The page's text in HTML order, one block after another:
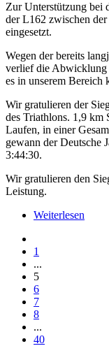
Zur Unterstützung bei
der L162 zwischen
eingesetzt.
Wegen der bereits
verlief die Abwicklung
es in unserem Bereich
Wir gratulieren der
des Triathlons. 1,9 km
Laufen, in einer
gewann der Deutsche
3:44:30.
Wir gratulieren den
Leistung.
Weiterlesen
1
...
5
6
7
8
...
40